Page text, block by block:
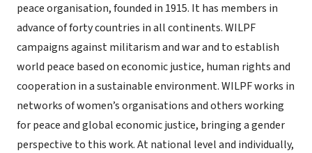
peace organisation, founded in 1915. It has members in
advance of forty countries in all continents. WILPF
campaigns against militarism and war and to establish
world peace based on economic justice, human rights and
cooperation in a sustainable environment. WILPF works in
networks of women’s organisations and others working
for peace and global economic justice, bringing a gender
perspective to this work. At national level and individually,